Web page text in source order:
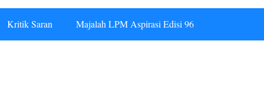
Kritik Saran Majalah LPM Aspirasi Edisi 96